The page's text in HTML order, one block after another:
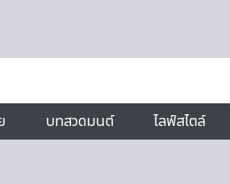
บทสวดมนต์ ไลฟ์สไตล์